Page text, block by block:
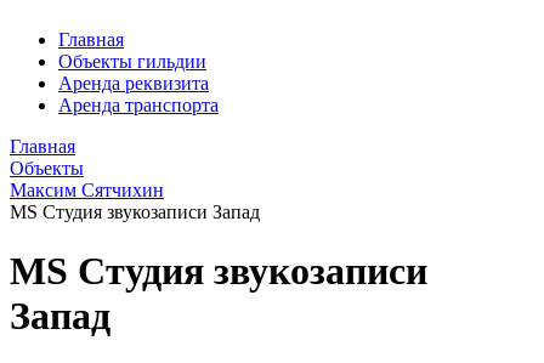
Главная
Объекты гильдии
Аренда реквизита
Аренда транспорта
Главная
Объекты
Максим Сятчихин
MS Студия звукозаписи Запад
MS Студия звукозаписи
Запад